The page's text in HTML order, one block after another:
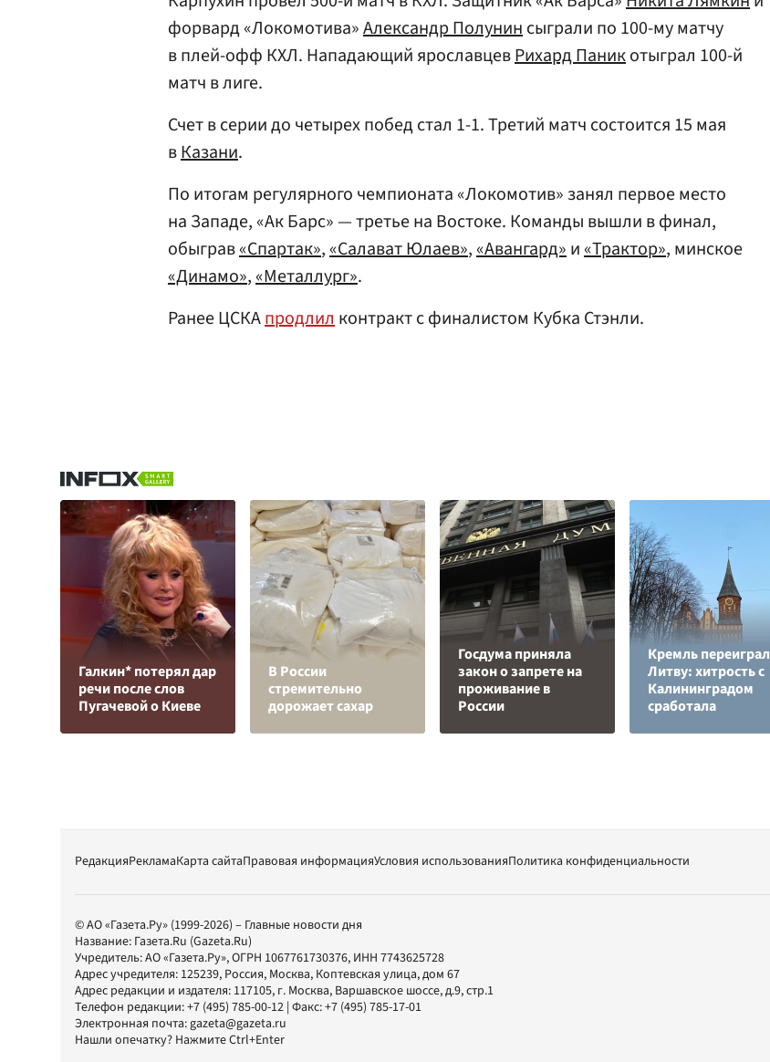
форвард «Локомотива»Александр Полунинсыграли по 100-му матчу
в плей-офф КХЛ. Нападающий ярославцевРихард Паникотыграл 100-й
матч в лиге.
Счет в серии до четырех побед стал 1-1. Третий матч состоится 15 мая
вКазани.
По итогам регулярного чемпионата «Локомотив» занял первое место
на Западе, «Ак Барс» — третье на Востоке. Команды вышли в финал,
обыграв«Спартак»,«Салават Юлаев»,«Авангард»и«Трактор», минское
«Динамо»,«Металлург».
Ранее ЦСКАпродлилконтракт с финалистом Кубка Стэнли.
Галкин* потерял дар
речи после слов
Пугачевой о Киеве
В России
стремительно
дорожает сахар
Госдума приняла
закон о запрете на
проживание в
России
Кремль переиграл
Литву: хитрость с
Калининградом
сработала
РедакцияРекламаКарта сайтаПравовая информацияУсловия использованияПолитика конфиденциальности
© АО «Газета.Ру» (1999-2026) – Главные новости дня
Название: Газета.Ru (Gazeta.Ru)
Учредитель:АО «Газета.Ру», ОГРН 1067761730376, ИНН 7743625728
Адрес учредителя: 125239, Россия, Москва, Коптевская улица, дом 67
Адрес редакции и издателя: 117105, г. Москва, Варшавское шоссе, д.9, стр.1
Телефон редакции:+7 (495) 785-00-12 | Факс:+7 (495) 785-17-01
Электронная почта:gazeta@gazeta.ru
Нашли опечатку? Нажмите Ctrl+Enter